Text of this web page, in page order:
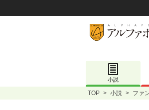
小説
TOP > 小説 > ファ